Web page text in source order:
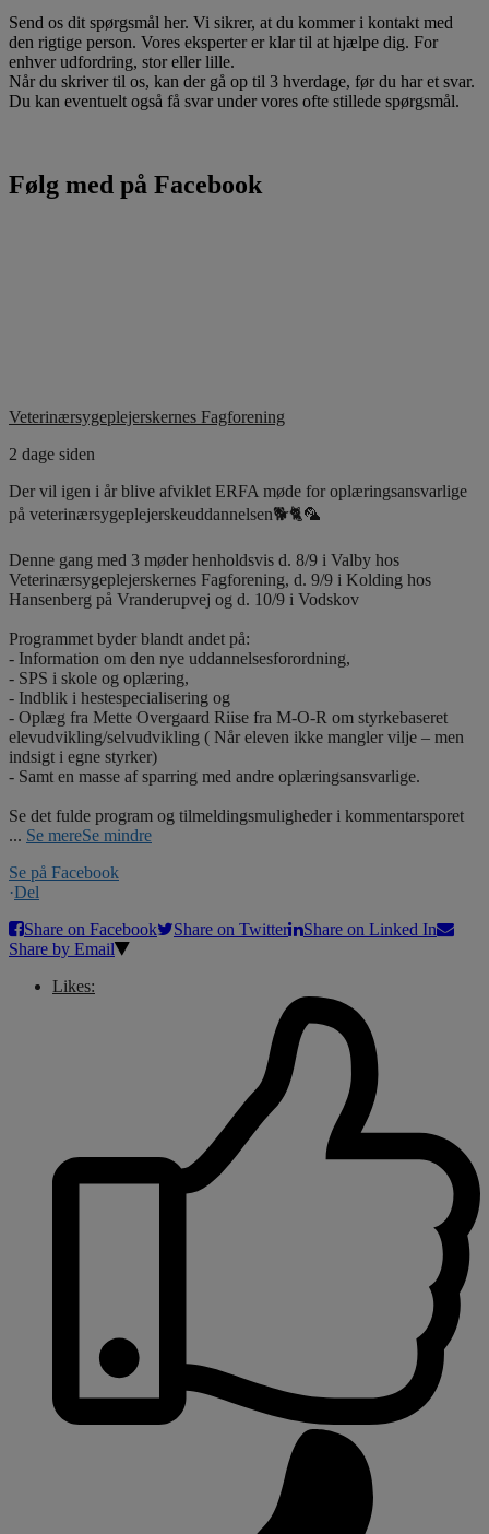
Send os dit spørgsmål her. Vi sikrer, at du kommer i kontakt med
den rigtige person. Vores eksperter er klar til at hjælpe dig. For
enhver udfordring, stor eller lille.
Når du skriver til os, kan der gå op til 3 hverdage, før du har et svar.
Du kan eventuelt også få svar under vores ofte stillede spørgsmål.
Følg med på Facebook
Veterinærsygeplejerskernes Fagforening
2 dage siden
Der vil igen i år blive afviklet ERFA møde for oplæringsansvarlige
på veterinærsygeplejerskeuddannelsen🐕🐈🦜
Denne gang med 3 møder henholdsvis d. 8/9 i Valby hos
Veterinærsygeplejerskernes Fagforening, d. 9/9 i Kolding hos
Hansenberg på Vranderupvej og d. 10/9 i Vodskov
Programmet byder blandt andet på:
- Information om den nye uddannelsesforordning,
- SPS i skole og oplæring,
- Indblik i hestespecialisering og
- Oplæg fra Mette Overgaard Riise fra M-O-R om styrkebaseret
elevudvikling/selvudvikling ( Når eleven ikke mangler vilje – men
indsigt i egne styrker)
- Samt en masse af sparring med andre oplæringsansvarlige.
Se det fulde program og tilmeldingsmuligheder i kommentarsporet
... Se mereSe mindre
Se på Facebook
·Del
Share on Facebook
Share on Twitter
Share on Linked In
Share by Email
Likes: